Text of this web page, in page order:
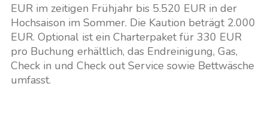
EUR im zeitigen Frühjahr bis 5.520 EUR in der
Hochsaison im Sommer. Die Kaution beträgt 2.000
EUR. Optional ist ein Charterpaket für 330 EUR
pro Buchung erhältlich, das Endreinigung, Gas,
Check in und Check out Service sowie Bettwäsche
umfasst.